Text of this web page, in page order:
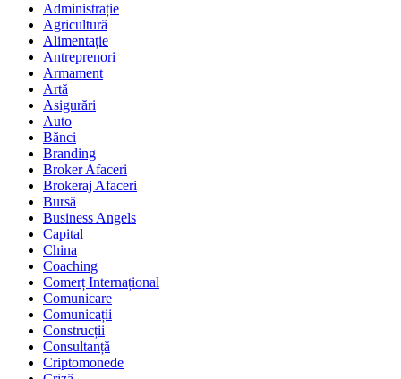
Administrație
Agricultură
Alimentație
Antreprenori
Armament
Artă
Asigurări
Auto
Bănci
Branding
Broker Afaceri
Brokeraj Afaceri
Bursă
Business Angels
Capital
China
Coaching
Comerț Internațional
Comunicare
Comunicații
Construcții
Consultanță
Criptomonede